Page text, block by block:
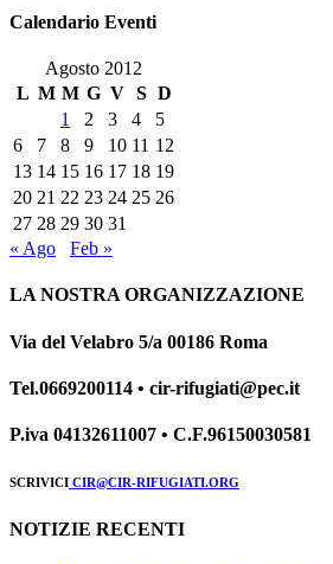
Calendario Eventi
Agosto 2012
L M M G V S D
1
2 3 4
5
6
7 8 9 10 11 12
13 14 15 16 17 18 19
20 21 22 23 24 25 26
27 28 29 30 31
« Ago
Feb »
LA NOSTRA ORGANIZZAZIONE
Via del Velabro 5/a 00186 Roma
Tel.0669200114 • cir-rifugiati@pec.it
P.iva 04132611007 • C.F.96150030581
SCRIVICI CIR@CIR-RIFUGIATI.ORG
NOTIZIE RECENTI